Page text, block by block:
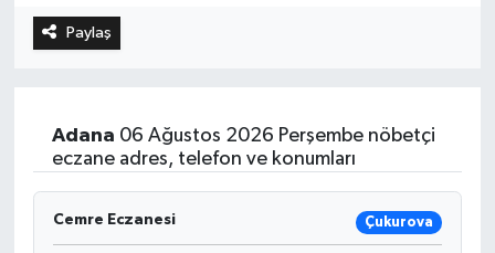
Paylaş
Adana 06 Ağustos 2026 Perşembe nöbetçi
eczane adres, telefon ve konumları
Cemre Eczanesi Çukurova
Sağlık
Son Dakika Haberleri